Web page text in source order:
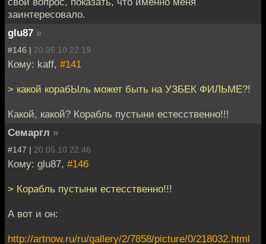
заинтересовало.
glu87 »
#146 | 20.05.10 22:19
Кому: kaff, #141
> какой корабЫль может быть на УЗБЕК ФИЛЬМЕ?!
Какой, какой? Корабль пустыни естесственно!!!
Семаргл »
#147 | 20.05.10 22:46
Кому: glu87, #146
> Корабль пустыни естесственно!!!
А вот и он:
http://artnow.ru/ru/gallery/2/7858/picture/0/218032.html